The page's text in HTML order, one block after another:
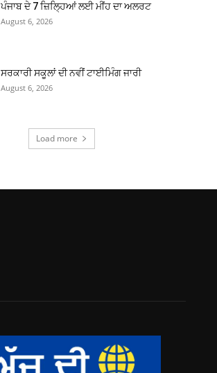
ਪੰਜਾਬ ਦੇ 7 ਜ਼ਿਲ੍ਹਿਆਂ ਲਈ ਮੀਂਹ ਦਾ ਅਲਰਟ
August 6, 2026
ਸਰਕਾਰੀ ਸਕੂਲਾਂ ਦੀ ਨਵੀਂ ਟਾਈਮਿੰਗ ਜਾਰੀ
August 6, 2026
Load more